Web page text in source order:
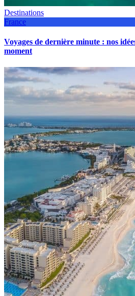
Destinations
France
Voyages de dernière minute : nos
moment